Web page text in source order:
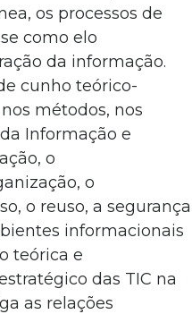
os processos de
como elo
da informação.
cunho teórico-
métodos, nos
Informação e
o
o
o reuso, a segurança
informacionais
teórica e
das TIC na
as relações